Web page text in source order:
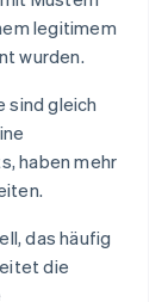
legitimem
wurden.
sind gleich
haben mehr
das häufig
die